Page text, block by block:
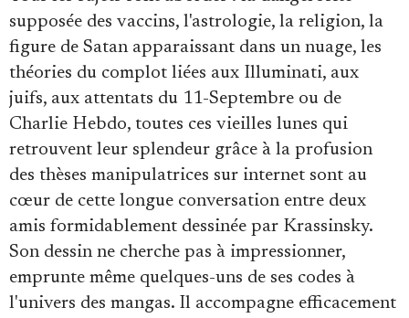
supposée des vaccins, l'astrologie, la religion, la
figure de Satan apparaissant dans un nuage, les
théories du complot liées aux Illuminati, aux
juifs, aux attentats du 11-Septembre ou de
Charlie Hebdo, toutes ces vieilles lunes qui
retrouvent leur splendeur grâce à la profusion
des thèses manipulatrices sur internet sont au
cœur de cette longue conversation entre deux
amis formidablement dessinée par Krassinsky.
Son dessin ne cherche pas à impressionner,
emprunte même quelques-uns de ses codes à
l'univers des mangas. Il accompagne efficacement